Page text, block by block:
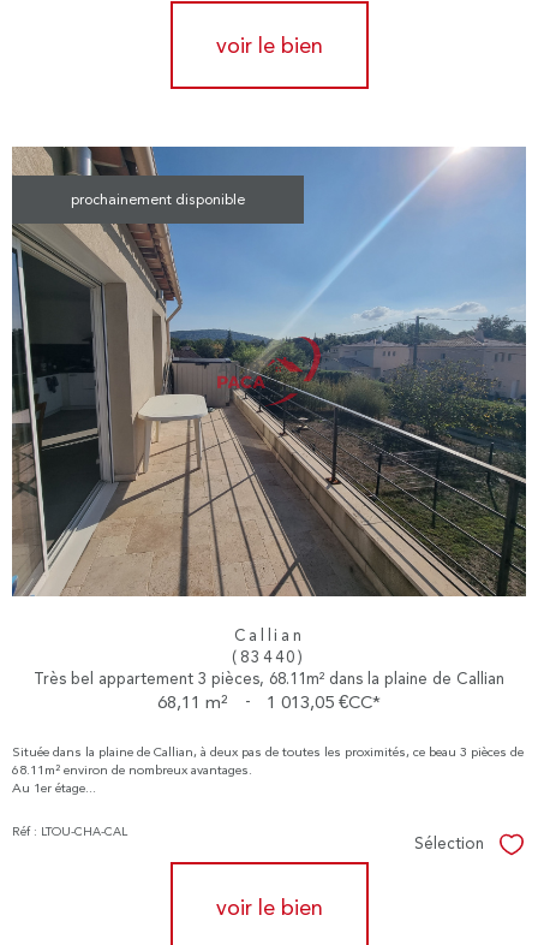
voir le bien
prochainement disponible
Callian
(83440)
Très bel appartement 3 pièces, 68.11m² dans la plaine de Callian
68,11 m² - 1 013,05 €CC*
Située dans la plaine de Callian, à deux pas de toutes les proximités, ce beau 3 pièces de
68.11m² environ de nombreux avantages.
Au 1er étage...
Réf : LTOU-CHA-CAL
Sélection
voir le bien